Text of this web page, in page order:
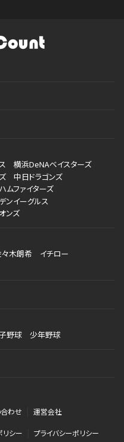
横浜DeNAベイスターズ
中日ドラゴンズ
ムファイターズ
ンイーグルス
ンズ
木朗希
イチロー
野球 少年野球
わせ 運営会社
リシー プライバシーポリシー